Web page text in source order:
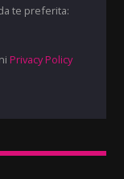
te preferita:
Privacy Policy